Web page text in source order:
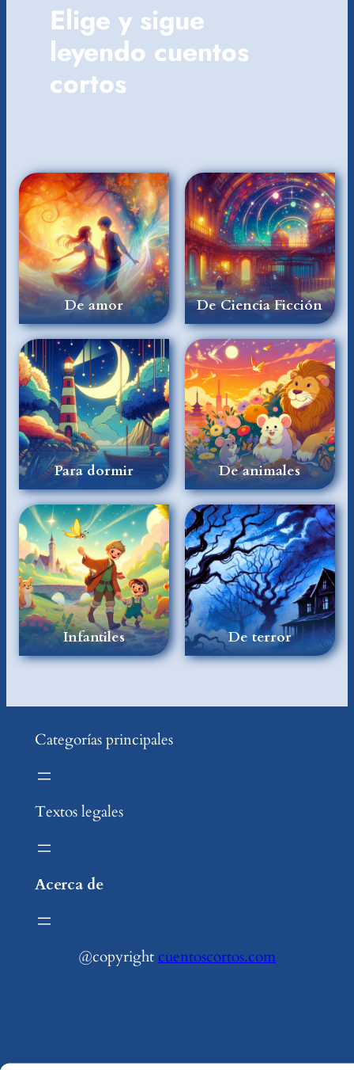
Elige y sigue
leyendo cuentos
cortos
De amor De Ciencia Ficción
Para dormir De animales
Infantiles De terror
Categorías principales
Textos legales
Acerca de
@copyright cuentoscortos.com